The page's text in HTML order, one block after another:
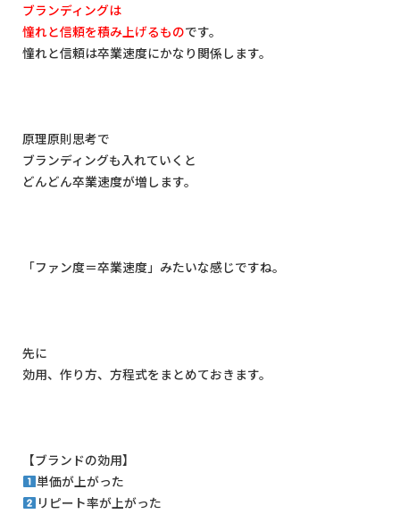
ブランディングは
憧れと信頼を積み上げるものです。
憧れと信頼は卒業速度にかなり関係します。
原理原則思考で
ブランディングも入れていくと
どんどん卒業速度が増します。
「ファン度＝卒業速度」みたいな感じですね。
先に
効用、作り方、方程式をまとめておきます。
【ブランドの効用】
単価が上がった
リピート率が上がった